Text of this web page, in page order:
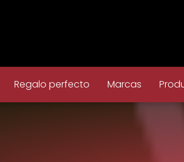
Regalo perfecto Marcas